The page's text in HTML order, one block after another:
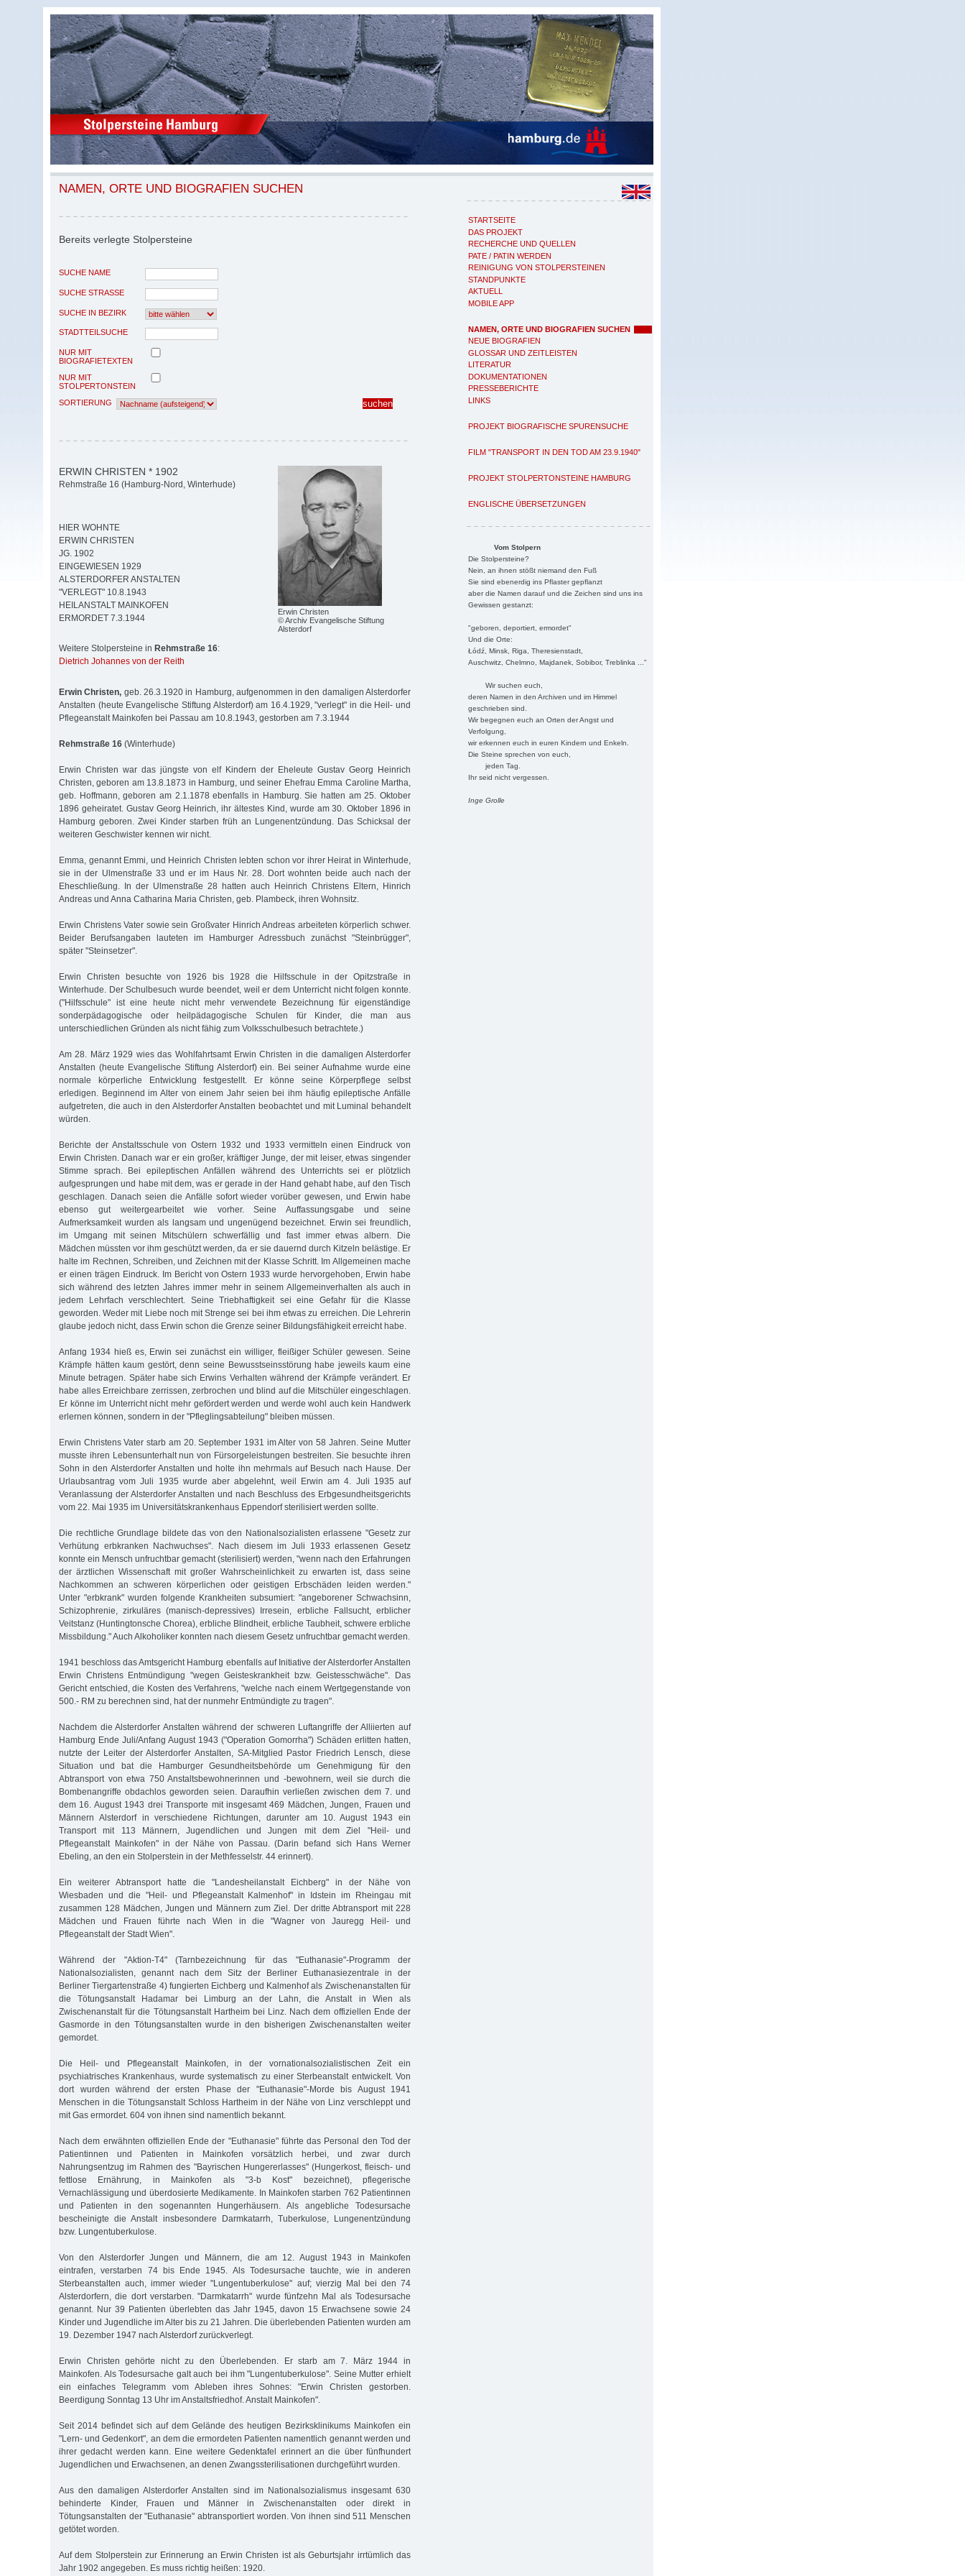
STARTSEITE
DAS PROJEKT
RECHERCHE UND QUELLEN
PATE / PATIN WERDEN
REINIGUNG VON STOLPERSTEINEN
STANDPUNKTE
AKTUELL
MOBILE APP
NAMEN, ORTE UND BIOGRAFIEN SUCHEN
NEUE BIOGRAFIEN
GLOSSAR UND ZEITLEISTEN
LITERATUR
DOKUMENTATIONEN
PRESSEBERICHTE
LINKS
PROJEKT BIOGRAFISCHE SPURENSUCHE
FILM "TRANSPORT IN DEN TOD AM 23.9.1940"
PROJEKT STOLPERTONSTEINE HAMBURG
ENGLISCHE ÜBERSETZUNGEN
Vom Stolpern
Die Stolpersteine?
Nein, an ihnen stößt niemand den Fuß
Sie sind ebenerdig ins Pflaster gepflanzt
aber die Namen darauf und die Zeichen sind uns ins
Gewissen gestanzt:
"geboren, deportiert, ermordet"
Und die Orte:
Łódź, Minsk, Riga, Theresienstadt,
Auschwitz, Chelmno, Majdanek, Sobibor, Treblinka ..."
Wir suchen euch,
deren Namen in den Archiven und im Himmel
geschrieben sind.
Wir begegnen euch an Orten der Angst und
Verfolgung,
wir erkennen euch in euren Kindern und Enkeln.
Die Steine sprechen von euch,
jeden Tag.
Ihr seid nicht vergessen.
Inge Grolle
NAMEN, ORTE UND BIOGRAFIEN SUCHEN
Bereits verlegte Stolpersteine
SUCHE NAME
SUCHE STRASSE
SUCHE IN BEZIRK
STADTTEILSUCHE
NUR MIT
BIOGRAFIETEXTEN
NUR MIT
STOLPERTONSTEIN
SORTIERUNG
Erwin Christen
© Archiv Evangelische Stiftung
Alsterdorf
ERWIN CHRISTEN * 1902
Rehmstraße 16 (Hamburg-Nord, Winterhude)
HIER WOHNTE
ERWIN CHRISTEN
JG. 1902
EINGEWIESEN 1929
ALSTERDORFER ANSTALTEN
"VERLEGT" 10.8.1943
HEILANSTALT MAINKOFEN
ERMORDET 7.3.1944
Weitere Stolpersteine in Rehmstraße 16:
Dietrich Johannes von der Reith
Erwin Christen, geb. 26.3.1920 in Hamburg, aufgenommen in den damaligen Alsterdorfer
Anstalten (heute Evangelische Stiftung Alsterdorf) am 16.4.1929, "verlegt" in die Heil- und
Pflegeanstalt Mainkofen bei Passau am 10.8.1943, gestorben am 7.3.1944
Rehmstraße 16 (Winterhude)
Erwin Christen war das jüngste von elf Kindern der Eheleute Gustav Georg Heinrich
Christen, geboren am 13.8.1873 in Hamburg, und seiner Ehefrau Emma Caroline Martha,
geb. Hoffmann, geboren am 2.1.1878 ebenfalls in Hamburg. Sie hatten am 25. Oktober
1896 geheiratet. Gustav Georg Heinrich, ihr ältestes Kind, wurde am 30. Oktober 1896 in
Hamburg geboren. Zwei Kinder starben früh an Lungenentzündung. Das Schicksal der
weiteren Geschwister kennen wir nicht.
Emma, genannt Emmi, und Heinrich Christen lebten schon vor ihrer Heirat in Winterhude,
sie in der Ulmenstraße 33 und er im Haus Nr. 28. Dort wohnten beide auch nach der
Eheschließung. In der Ulmenstraße 28 hatten auch Heinrich Christens Eltern, Hinrich
Andreas und Anna Catharina Maria Christen, geb. Plambeck, ihren Wohnsitz.
Erwin Christens Vater sowie sein Großvater Hinrich Andreas arbeiteten körperlich schwer.
Beider Berufsangaben lauteten im Hamburger Adressbuch zunächst "Steinbrügger",
später "Steinsetzer".
Erwin Christen besuchte von 1926 bis 1928 die Hilfsschule in der Opitzstraße in
Winterhude. Der Schulbesuch wurde beendet, weil er dem Unterricht nicht folgen konnte.
("Hilfsschule" ist eine heute nicht mehr verwendete Bezeichnung für eigenständige
sonderpädagogische oder heilpädagogische Schulen für Kinder, die man aus
unterschiedlichen Gründen als nicht fähig zum Volksschulbesuch betrachtete.)
Am 28. März 1929 wies das Wohlfahrtsamt Erwin Christen in die damaligen Alsterdorfer
Anstalten (heute Evangelische Stiftung Alsterdorf) ein. Bei seiner Aufnahme wurde eine
normale körperliche Entwicklung festgestellt. Er könne seine Körperpflege selbst
erledigen. Beginnend im Alter von einem Jahr seien bei ihm häufig epileptische Anfälle
aufgetreten, die auch in den Alsterdorfer Anstalten beobachtet und mit Luminal behandelt
würden.
Berichte der Anstaltsschule von Ostern 1932 und 1933 vermitteln einen Eindruck von
Erwin Christen. Danach war er ein großer, kräftiger Junge, der mit leiser, etwas singender
Stimme sprach. Bei epileptischen Anfällen während des Unterrichts sei er plötzlich
aufgesprungen und habe mit dem, was er gerade in der Hand gehabt habe, auf den Tisch
geschlagen. Danach seien die Anfälle sofort wieder vorüber gewesen, und Erwin habe
ebenso gut weitergearbeitet wie vorher. Seine Auffassungsgabe und seine
Aufmerksamkeit wurden als langsam und ungenügend bezeichnet. Erwin sei freundlich,
im Umgang mit seinen Mitschülern schwerfällig und fast immer etwas albern. Die
Mädchen müssten vor ihm geschützt werden, da er sie dauernd durch Kitzeln belästige. Er
halte im Rechnen, Schreiben, und Zeichnen mit der Klasse Schritt. Im Allgemeinen mache
er einen trägen Eindruck. Im Bericht von Ostern 1933 wurde hervorgehoben, Erwin habe
sich während des letzten Jahres immer mehr in seinem Allgemeinverhalten als auch in
jedem Lehrfach verschlechtert. Seine Triebhaftigkeit sei eine Gefahr für die Klasse
geworden. Weder mit Liebe noch mit Strenge sei bei ihm etwas zu erreichen. Die Lehrerin
glaube jedoch nicht, dass Erwin schon die Grenze seiner Bildungsfähigkeit erreicht habe.
Anfang 1934 hieß es, Erwin sei zunächst ein williger, fleißiger Schüler gewesen. Seine
Krämpfe hätten kaum gestört, denn seine Bewusstseinsstörung habe jeweils kaum eine
Minute betragen. Später habe sich Erwins Verhalten während der Krämpfe verändert. Er
habe alles Erreichbare zerrissen, zerbrochen und blind auf die Mitschüler eingeschlagen.
Er könne im Unterricht nicht mehr gefördert werden und werde wohl auch kein Handwerk
erlernen können, sondern in der "Pfleglingsabteilung" bleiben müssen.
Erwin Christens Vater starb am 20. September 1931 im Alter von 58 Jahren. Seine Mutter
musste ihren Lebensunterhalt nun von Fürsorgeleistungen bestreiten. Sie besuchte ihren
Sohn in den Alsterdorfer Anstalten und holte ihn mehrmals auf Besuch nach Hause. Der
Urlaubsantrag vom Juli 1935 wurde aber abgelehnt, weil Erwin am 4. Juli 1935 auf
Veranlassung der Alsterdorfer Anstalten und nach Beschluss des Erbgesundheitsgerichts
vom 22. Mai 1935 im Universitätskrankenhaus Eppendorf sterilisiert werden sollte.
Die rechtliche Grundlage bildete das von den Nationalsozialisten erlassene "Gesetz zur
Verhütung erbkranken Nachwuchses". Nach diesem im Juli 1933 erlassenen Gesetz
konnte ein Mensch unfruchtbar gemacht (sterilisiert) werden, "wenn nach den Erfahrungen
der ärztlichen Wissenschaft mit großer Wahrscheinlichkeit zu erwarten ist, dass seine
Nachkommen an schweren körperlichen oder geistigen Erbschäden leiden werden."
Unter "erbkrank" wurden folgende Krankheiten subsumiert: "angeborener Schwachsinn,
Schizophrenie, zirkuläres (manisch-depressives) Irresein, erbliche Fallsucht, erblicher
Veitstanz (Huntingtonsche Chorea), erbliche Blindheit, erbliche Taubheit, schwere erbliche
Missbildung." Auch Alkoholiker konnten nach diesem Gesetz unfruchtbar gemacht werden.
1941 beschloss das Amtsgericht Hamburg ebenfalls auf Initiative der Alsterdorfer Anstalten
Erwin Christens Entmündigung "wegen Geisteskrankheit bzw. Geistesschwäche". Das
Gericht entschied, die Kosten des Verfahrens, "welche nach einem Wertgegenstande von
500.- RM zu berechnen sind, hat der nunmehr Entmündigte zu tragen".
Nachdem die Alsterdorfer Anstalten während der schweren Luftangriffe der Alliierten auf
Hamburg Ende Juli/Anfang August 1943 ("Operation Gomorrha") Schäden erlitten hatten,
nutzte der Leiter der Alsterdorfer Anstalten, SA-Mitglied Pastor Friedrich Lensch, diese
Situation und bat die Hamburger Gesundheitsbehörde um Genehmigung für den
Abtransport von etwa 750 Anstaltsbewohnerinnen und -bewohnern, weil sie durch die
Bombenangriffe obdachlos geworden seien. Daraufhin verließen zwischen dem 7. und
dem 16. August 1943 drei Transporte mit insgesamt 469 Mädchen, Jungen, Frauen und
Männern Alsterdorf in verschiedene Richtungen, darunter am 10. August 1943 ein
Transport mit 113 Männern, Jugendlichen und Jungen mit dem Ziel "Heil- und
Pflegeanstalt Mainkofen" in der Nähe von Passau. (Darin befand sich Hans Werner
Ebeling, an den ein Stolperstein in der Methfesselstr. 44 erinnert).
Ein weiterer Abtransport hatte die "Landesheilanstalt Eichberg" in der Nähe von
Wiesbaden und die "Heil- und Pflegeanstalt Kalmenhof" in Idstein im Rheingau mit
zusammen 128 Mädchen, Jungen und Männern zum Ziel. Der dritte Abtransport mit 228
Mädchen und Frauen führte nach Wien in die "Wagner von Jauregg Heil- und
Pflegeanstalt der Stadt Wien".
Während der "Aktion-T4" (Tarnbezeichnung für das "Euthanasie"-Programm der
Nationalsozialisten, genannt nach dem Sitz der Berliner Euthanasiezentrale in der
Berliner Tiergartenstraße 4) fungierten Eichberg und Kalmenhof als Zwischenanstalten für
die Tötungsanstalt Hadamar bei Limburg an der Lahn, die Anstalt in Wien als
Zwischenanstalt für die Tötungsanstalt Hartheim bei Linz. Nach dem offiziellen Ende der
Gasmorde in den Tötungsanstalten wurde in den bisherigen Zwischenanstalten weiter
gemordet.
Die Heil- und Pflegeanstalt Mainkofen, in der vornationalsozialistischen Zeit ein
psychiatrisches Krankenhaus, wurde systematisch zu einer Sterbeanstalt entwickelt. Von
dort wurden während der ersten Phase der "Euthanasie"-Morde bis August 1941
Menschen in die Tötungsanstalt Schloss Hartheim in der Nähe von Linz verschleppt und
mit Gas ermordet. 604 von ihnen sind namentlich bekannt.
Nach dem erwähnten offiziellen Ende der "Euthanasie" führte das Personal den Tod der
Patientinnen und Patienten in Mainkofen vorsätzlich herbei, und zwar durch
Nahrungsentzug im Rahmen des "Bayrischen Hungererlasses" (Hungerkost, fleisch- und
fettlose Ernährung, in Mainkofen als "3-b Kost" bezeichnet), pflegerische
Vernachlässigung und überdosierte Medikamente. In Mainkofen starben 762 Patientinnen
und Patienten in den sogenannten Hungerhäusern. Als angebliche Todesursache
bescheinigte die Anstalt insbesondere Darmkatarrh, Tuberkulose, Lungenentzündung
bzw. Lungentuberkulose.
Von den Alsterdorfer Jungen und Männern, die am 12. August 1943 in Mainkofen
eintrafen, verstarben 74 bis Ende 1945. Als Todesursache tauchte, wie in anderen
Sterbeanstalten auch, immer wieder "Lungentuberkulose" auf; vierzig Mal bei den 74
Alsterdorfern, die dort verstarben. "Darmkatarrh" wurde fünfzehn Mal als Todesursache
genannt. Nur 39 Patienten überlebten das Jahr 1945, davon 15 Erwachsene sowie 24
Kinder und Jugendliche im Alter bis zu 21 Jahren. Die überlebenden Patienten wurden am
19. Dezember 1947 nach Alsterdorf zurückverlegt.
Erwin Christen gehörte nicht zu den Überlebenden. Er starb am 7. März 1944 in
Mainkofen. Als Todesursache galt auch bei ihm "Lungentuberkulose". Seine Mutter erhielt
ein einfaches Telegramm vom Ableben ihres Sohnes: "Erwin Christen gestorben.
Beerdigung Sonntag 13 Uhr im Anstaltsfriedhof. Anstalt Mainkofen".
Seit 2014 befindet sich auf dem Gelände des heutigen Bezirksklinikums Mainkofen ein
"Lern- und Gedenkort", an dem die ermordeten Patienten namentlich genannt werden und
ihrer gedacht werden kann. Eine weitere Gedenktafel erinnert an die über fünfhundert
Jugendlichen und Erwachsenen, an denen Zwangssterilisationen durchgeführt wurden.
Aus den damaligen Alsterdorfer Anstalten sind im Nationalsozialismus insgesamt 630
behinderte Kinder, Frauen und Männer in Zwischenanstalten oder direkt in
Tötungsanstalten der "Euthanasie" abtransportiert worden. Von ihnen sind 511 Menschen
getötet worden.
Auf dem Stolperstein zur Erinnerung an Erwin Christen ist als Geburtsjahr irrtümlich das
Jahr 1902 angegeben. Es muss richtig heißen: 1920.